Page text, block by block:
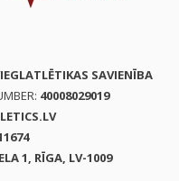
SAVIENĪBA
40008029019
1, RĪGA, LV-1009